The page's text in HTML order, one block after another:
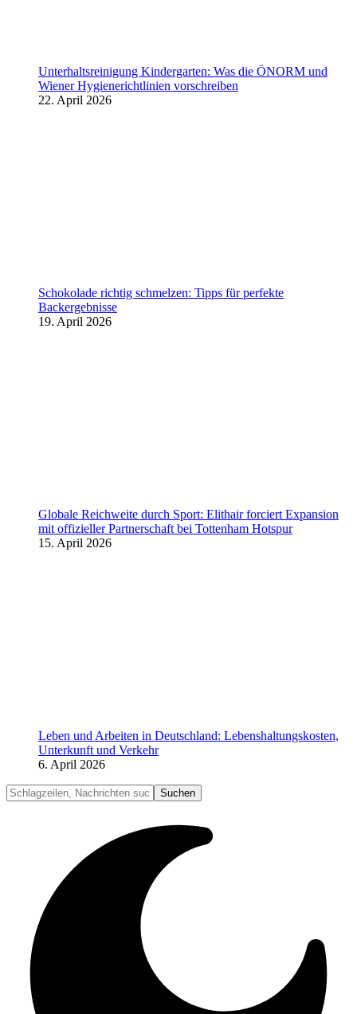
Unterhaltsreinigung Kindergarten: Was die ÖNORM und
Wiener Hygienerichtlinien vorschreiben
22. April 2026
Schokolade richtig schmelzen: Tipps für perfekte
Backergebnisse
19. April 2026
Globale Reichweite durch Sport: Elithair forciert Expansion
mit offizieller Partnerschaft bei Tottenham Hotspur
15. April 2026
Leben und Arbeiten in Deutschland: Lebenshaltungskosten,
Unterkunft und Verkehr
6. April 2026